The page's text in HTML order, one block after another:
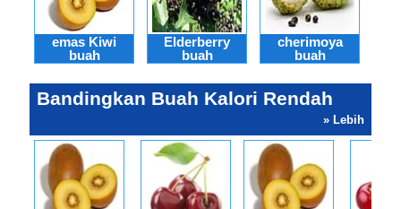
emas Kiwi
buah
Elderberry
buah
cherimoya
buah
Bandingkan Buah Kalori Rendah
» Lebih